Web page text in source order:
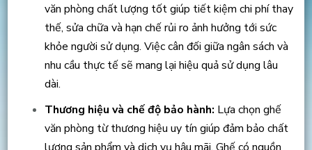
văn phòng chất lượng tốt giúp tiết kiệm chi phí thay
thế, sửa chữa và hạn chế rủi ro ảnh hưởng tới sức
khỏe người sử dụng. Việc cân đối giữa ngân sách và
nhu cầu thực tế sẽ mang lại hiệu quả sử dụng lâu
dài.
Thương hiệu và chế độ bảo hành: Lựa chọn ghế
văn phòng từ thương hiệu uy tín giúp đảm bảo chất
lượng sản phẩm và dịch vụ hậu mãi. Ghế có nguồn